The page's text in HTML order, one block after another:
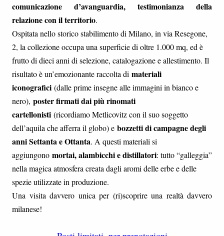
comunicazione d’avanguardia, testimonianza della
relazione con il territorio.
Ospitata nello storico stabilimento di Milano, in via Resegone,
2, la collezione occupa una superficie di oltre 1.000 mq, ed è
frutto di dieci anni di selezione, catalogazione e allestimento. Il
risultato è un’emozionante raccolta di materiali
iconografici (dalle prime insegne alle immagini in bianco e
nero), poster firmati dai più rinomati
cartellonisti (ricordiamo Metlicovitz con il suo soggetto
dell’aquila che afferra il globo) e bozzetti di campagne degli
anni Settanta e Ottanta. A questi materiali si
aggiungono mortai, alambicchi e distillatori: tutto “galleggia”
nella magica atmosfera creata dagli aromi delle erbe e delle
spezie utilizzate in produzione.
Una visita davvero unica per (ri)scoprire una realtà davvero
milanese!